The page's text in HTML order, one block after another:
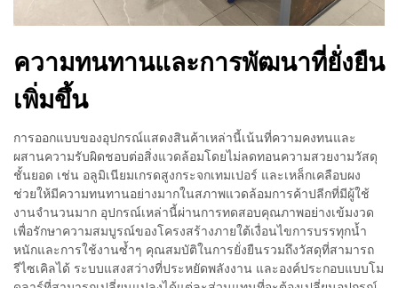
ความทนทานและการพัฒนาที่ยั่งยืน
เพิ่มขึ้น
การออกแบบของอุปกรณ์แสดงสินค้าเหล่านี้เน้นที่ความคงทนและ
ผสานความรับผิดชอบต่อสิ่งแวดล้อมโดยไม่ลดทอนความสวยงามวัสดุ
ชั้นยอด เช่น อลูมิเนียมเกรดสูงกระจกเทมเปอร์ และเหล็กเคลือบผง
ช่วยให้มีความทนทานอย่างมากในสภาพแวดล้อมการค้าปลีกที่มีผู้ใช้
งานจำนวนมาก อุปกรณ์เหล่านี้ผ่านการทดสอบคุณภาพอย่างเข้มงวด
เพื่อรักษาความสมบูรณ์ของโครงสร้างภายใต้เงื่อนไขการบรรทุกน้ำ
หนักและการใช้งานซ้ำๆ คุณสมบัติในการยั่งยืนรวมถึงวัสดุที่สามารถ
รีไซเคิลได้ ระบบแสงสว่างที่ประหยัดพลังงาน และองค์ประกอบแบบโม